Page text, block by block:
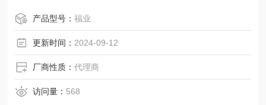
WON法兰型滑块H35F加长H35FL导轨高负荷
产品型号：福业
更新时间： 2024-09-12
厂商性质：代理商
访问量： 568